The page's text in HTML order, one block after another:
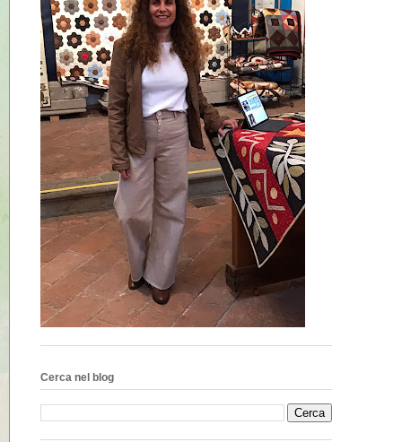
Cerca nel blog